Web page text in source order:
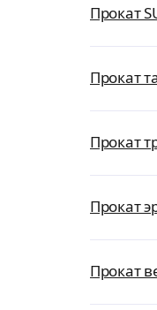
Прокат
Прокат
Прокат
Прокат
Прокат